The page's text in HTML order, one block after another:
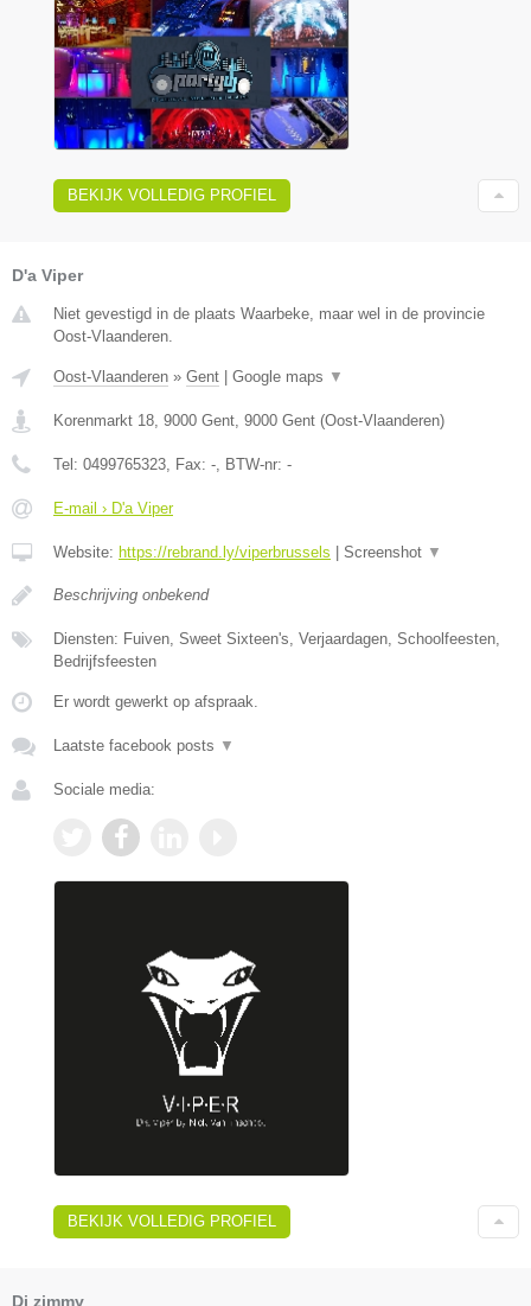
BEKIJK VOLLEDIG PROFIEL
D'a Viper
Niet gevestigd in de plaats Waarbeke, maar wel in de provincie
Oost-Vlaanderen.
Oost-Vlaanderen » Gent Google maps ▼
Korenmarkt 18, 9000 Gent, 9000 Gent (Oost-Vlaanderen)
Tel: 0499765323, Fax: -, BTW-nr: -
E-mail › D'a Viper
Website: https://rebrand.ly/viperbrussels Screenshot ▼
Beschrijving onbekend
Diensten: Fuiven, Sweet Sixteen's, Verjaardagen, Schoolfeesten,
Bedrijfsfeesten
Er wordt gewerkt op afspraak.
Laatste facebook posts ▼
Sociale media:
BEKIJK VOLLEDIG PROFIEL
Dj zimmy